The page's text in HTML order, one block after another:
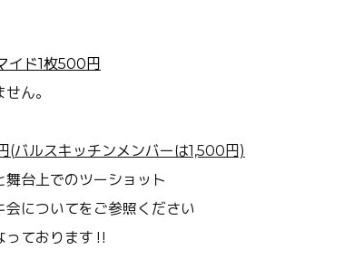
イド1枚500円
ん。
(バルスキッチンメンバーは1,500円)
台上でのツーショット
会についてをご参照ください
っております ‼️